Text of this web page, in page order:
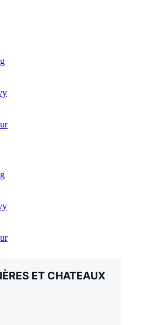
ET CHATEAUX